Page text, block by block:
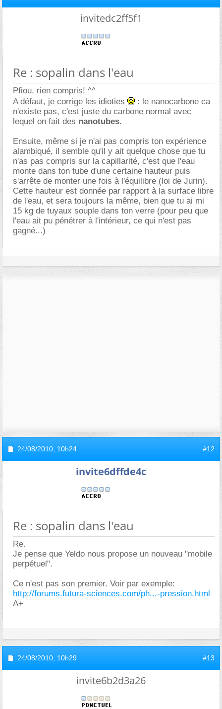
invitedc2ff5f1
Re : sopalin dans l'eau
Pfiou, rien compris! ^^
A défaut, je corrige les idioties
: le nanocarbone ca
n'existe pas, c'est juste du carbone normal avec
lequel on fait des nanotubes.
Ensuite, même si je n'ai pas compris ton expérience
alambiqué, il semble qu'il y ait quelque chose que tu
n'as pas compris sur la capillarité, c'est que l'eau
monte dans ton tube d'une certaine hauteur puis
s'arrête de monter une fois à l'équilibre (loi de Jurin).
Cette hauteur est donnée par rapport à la surface libre
de l'eau, et sera toujours la même, bien que tu ai mi
15 kg de tuyaux souple dans ton verre (pour peu que
l'eau ait pu pénétrer à l'intérieur, ce qui n'est pas
gagné...)
24/08/2010, 10h24 #12
invite6dffde4c
Re : sopalin dans l'eau
Re.
Je pense que Yeldo nous propose un nouveau "mobile
perpétuel".
Ce n'est pas son premier. Voir par exemple:
http://forums.futura-sciences.com/ph...-pression.html
A+
24/08/2010, 10h29 #13
invite6b2d3a26